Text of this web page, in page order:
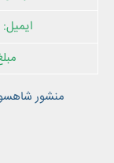
منشور